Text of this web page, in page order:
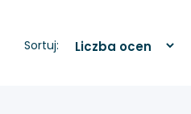
Sortuj: